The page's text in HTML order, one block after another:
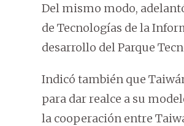
Del mismo modo,
de Tecnologías de la
desarrollo del Parque
Indicó también que
para dar realce a su
la cooperación entre